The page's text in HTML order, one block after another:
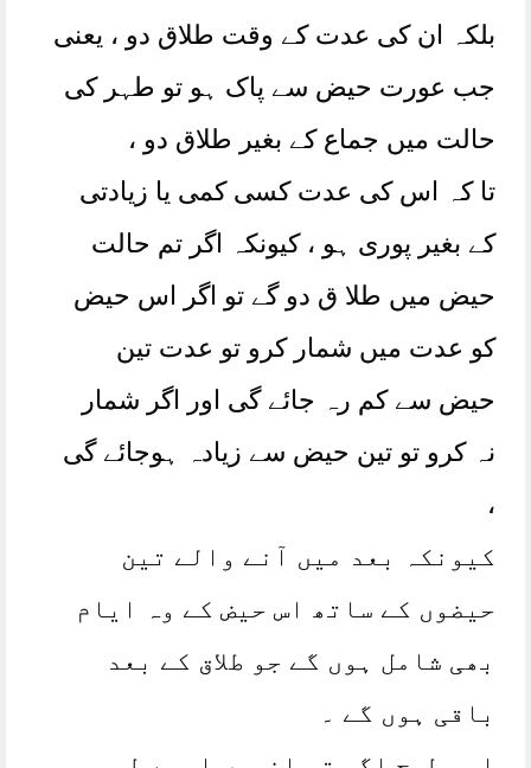
بلکہ ان کی عدت کے وقت طلاق دو ، یعنی
جب عورت حیض سے پاک ہو تو طہر کی
حالت میں جماع کے بغیر طلاق دو ،
تا کہ اس کی عدت کسی کمی یا زیادتی
کے بغیر پوری ہو ، کیونکہ اگر تم حالت
حیض میں طلا ق دو گے تو اگر اس حیض
کو عدت میں شمار کرو تو عدت تین
حیض سے کم رہ جائے گی اور اگر شمار
نہ کرو تو تین حیض سے زیادہ ہوجائے گی
،
کیونکہ بعد میں آنے والے تین
حیضوں کے ساتھ اس حیض کے وہ ایام
بھی شامل ہوں گے جو طلاق کے بعد
باقی ہوں گے ۔